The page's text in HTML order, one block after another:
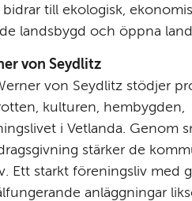
bidrar till ekologisk,
landsbygd och öppna
von Seydlitz
von Seydlitz stödjer
kulturen, hembygden,
i Vetlanda. Genom
stärker de
Ett starkt föreningsliv med
anläggningar